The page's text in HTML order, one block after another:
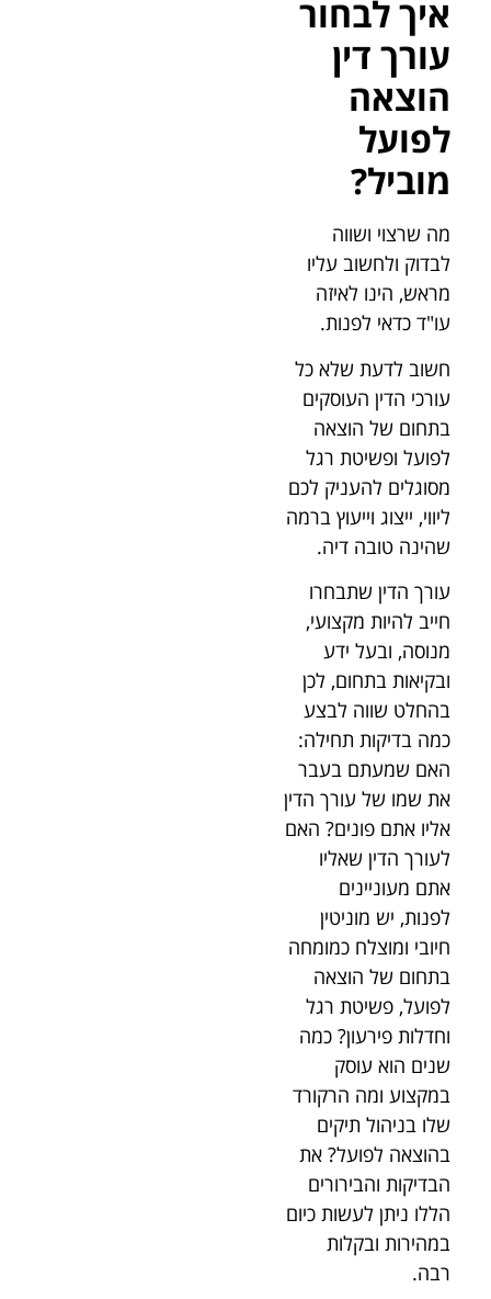
איך לבחור
עורך דין
הוצאה
לפועל
מוביל?
מה שרצוי ושווה
לבדוק ולחשוב עליו
מראש, הינו לאיזה
עו"ד כדאי לפנות.
חשוב לדעת שלא כל
עורכי הדין העוסקים
בתחום של הוצאה
לפועל ופשיטת רגל
מסוגלים להעניק לכם
ליווי, ייצוג וייעוץ ברמה
שהינה טובה דיה.
עורך הדין שתבחרו
חייב להיות מקצועי,
מנוסה, ובעל ידע
ובקיאות בתחום, לכן
בהחלט שווה לבצע
כמה בדיקות תחילה:
האם שמעתם בעבר
את שמו של עורך הדין
אליו אתם פונים? האם
לעורך הדין שאליו
אתם מעוניינים
לפנות, יש מוניטין
חיובי ומוצלח כמומחה
בתחום של הוצאה
לפועל, פשיטת רגל
וחדלות פירעון? כמה
שנים הוא עוסק
במקצוע ומה הרקורד
שלו בניהול תיקים
בהוצאה לפועל? את
הבדיקות והבירורים
הללו ניתן לעשות כיום
במהירות ובקלות
רבה.